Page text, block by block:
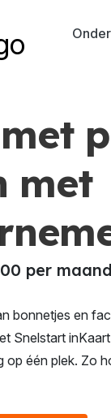
met
per maand
bonnetjes en
Snelstart
op één plek. Zo